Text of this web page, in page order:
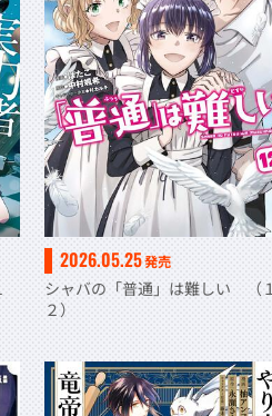
2026.05.25発売
シャバの「普通」は難しい （１
２）